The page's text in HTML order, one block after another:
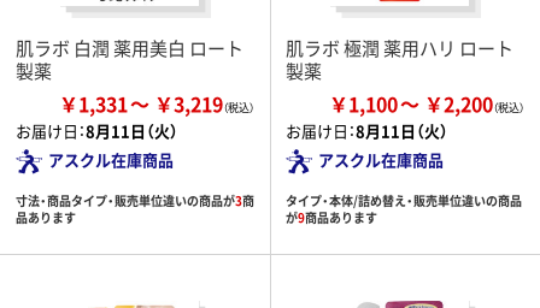
肌ラボ 白潤 薬用美白 ロート
製薬
￥1,331 ￥3,219
お届け日：8月11日（火）
アスクル在庫商品
寸法・商品タイプ・販売単位違いの商品が3商
品あります
肌ラボ 極潤 薬用ハリ ロート
製薬
￥1,100 ￥2,200
お届け日：8月11日（火）
アスクル在庫商品
タイプ・本体/詰め替え・販売単位違いの商品
が9商品あります